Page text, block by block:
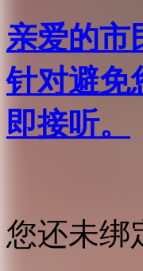
亲爱的市
针对避免
即接听。
您还未绑